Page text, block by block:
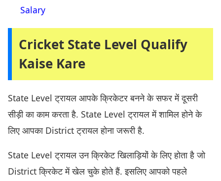
Salary
Cricket State Level Qualify
Kaise Kare
State Level ट्रायल आपके क्रिकेटर बनने के सफर में दूसरी
सीड़ी का काम करता है. State Level ट्रायल में शामिल होने के
लिए आपका District ट्रायल होना जरूरी है.
State Level ट्रायल उन क्रिकेट खिलाड़ियों के लिए होता है जो
District क्रिकेट में खेल चुके होते हैं. इसलिए आपको पहले